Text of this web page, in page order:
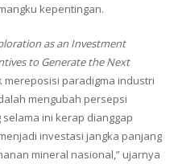
kepentingan.
as an Investment
to Generate the Next
mereposisi paradigma industri
mengubah persepsi
ini kerap dianggap
investasi jangka panjang
mineral nasional,” ujarnya